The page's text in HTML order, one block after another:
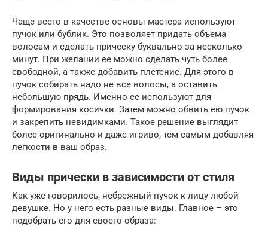
Чаще всего в качестве основы мастера используют
пучок или бублик. Это позволяет придать объема
волосам и сделать прическу буквально за несколько
минут. При желании ее можно сделать чуть более
свободной, а также добавить плетение. Для этого в
пучок собирать надо не все волосы, а оставить
небольшую прядь. Именно ее используют для
формирования косички. Затем можно обвить ею пучок
и закрепить невидимками. Такое решение выглядит
более оригинально и даже игриво, тем самым добавляя
легкости в ваш образ.
Виды прически в зависимости от стиля
Как уже говорилось, небрежный пучок к лицу любой
девушке. Но у него есть разные виды. Главное – это
подобрать его для своего образа: